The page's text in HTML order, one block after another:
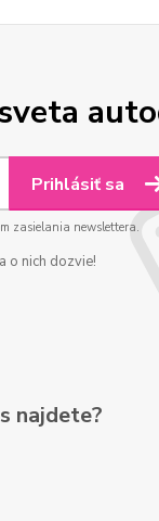
Prihlásiť sa
zasielania newslettera.
o nich dozvie!
najdete?